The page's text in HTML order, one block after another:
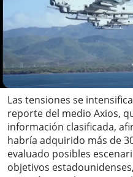
Las tensiones se
reporte del medio Axios,
información clasificada,
habría adquirido más de
evaluado posibles
objetivos